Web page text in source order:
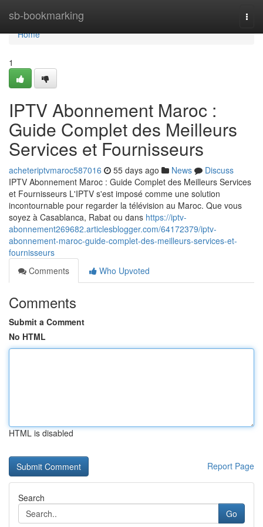
sb-bookmarking
Home
Home
1
IPTV Abonnement Maroc :
Guide Complet des Meilleurs
Services et Fournisseurs
acheteriptvmaroc587016 55 days ago News
Discuss
IPTV Abonnement Maroc : Guide Complet des Meilleurs Services
et Fournisseurs L'IPTV s'est imposé comme une solution
incontournable pour regarder la télévision au Maroc. Que vous
soyez à Casablanca, Rabat ou dans https://iptv-
abonnement269682.articlesblogger.com/64172379/iptv-
abonnement-maroc-guide-complet-des-meilleurs-services-et-
fournisseurs
Comments
Who Upvoted
Comments
Submit a Comment
No HTML
HTML is disabled
Report Page
Search
Go